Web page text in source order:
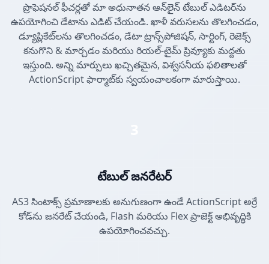
ప్రొఫెషనల్ ఫీచర్లతో మా అధునాతన ఆన్‌లైన్ టేబుల్ ఎడిటర్‌ను
ఉపయోగించి డేటాను ఎడిట్ చేయండి. ఖాళీ వరుసలను తొలగించడం,
డ్యూప్లికేట్‌లను తొలగించడం, డేటా ట్రాన్స్‌పోజిషన్, సార్టింగ్, రెజెక్స్
కనుగొని & మార్చడం మరియు రియల్-టైమ్ ప్రివ్యూకు మద్దతు
ఇస్తుంది. అన్ని మార్పులు ఖచ్చితమైన, విశ్వసనీయ ఫలితాలతో
ActionScript ఫార్మాట్‌కు స్వయంచాలకంగా మారుస్తాయి.
టేబుల్ జనరేటర్
AS3 సింటాక్స్ ప్రమాణాలకు అనుగుణంగా ఉండే ActionScript అర్రే
కోడ్‌ను జనరేట్ చేయండి, Flash మరియు Flex ప్రాజెక్ట్ అభివృద్ధికి
ఉపయోగించవచ్చు.